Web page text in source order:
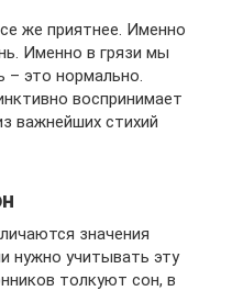
же приятнее. Именно
Именно в грязи мы
– это нормально.
воспринимает
важнейших стихий
значения
нужно учитывать эту
толкуют сон, в